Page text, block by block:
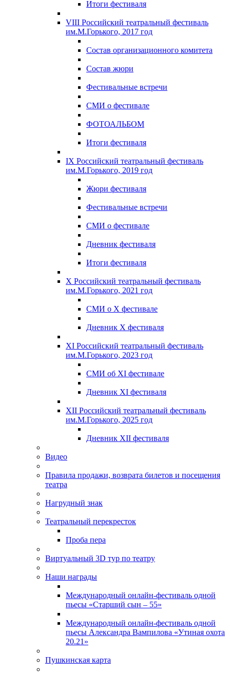
Итоги фестиваля
VIII Российский театральный фестиваль
им.М.Горького, 2017 год
Состав организационного комитета
Состав жюри
Фестивальные встречи
СМИ о фестивале
ФОТОАЛЬБОМ
Итоги фестиваля
IX Российский театральный фестиваль
им.М.Горького, 2019 год
Жюри фестиваля
Фестивальные встречи
СМИ о фестивале
Дневник фестиваля
Итоги фестиваля
X Российский театральный фестиваль
им.М.Горького, 2021 год
СМИ о X фестивале
Дневник X фестиваля
XI Российский театральный фестиваль
им.М.Горького, 2023 год
СМИ об XI фестивале
Дневник XI фестиваля
XII Российский театральный фестиваль
им.М.Горького, 2025 год
Дневник XII фестиваля
Видео
Правила продажи, возврата билетов и посещения
театра
Нагрудный знак
Театральный перекресток
Проба пера
Виртуальный 3D тур по театру
Наши награды
Международный онлайн-фестиваль одной
пьесы «Старший сын – 55»
Международный онлайн-фестиваль одной
пьесы Александра Вампилова «Утиная охота
20.21»
Пушкинская карта